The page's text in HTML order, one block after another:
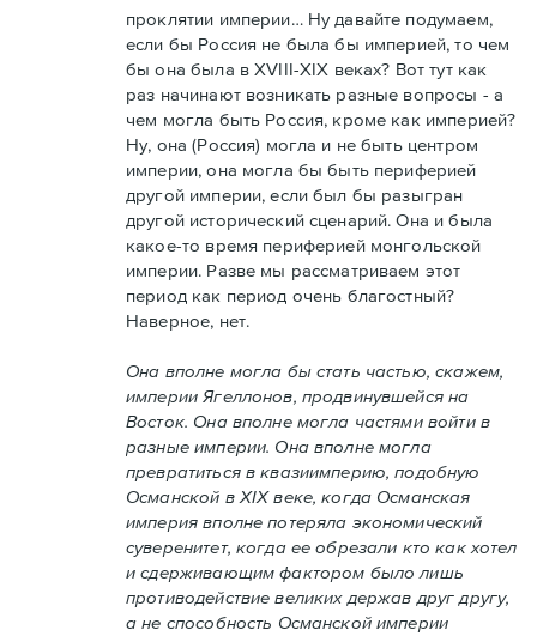
проклятии империи… Ну давайте подумаем,
если бы Россия не была бы империей, то чем
бы она была в XVIII-XIX веках? Вот тут как
раз начинают возникать разные вопросы - а
чем могла быть Россия, кроме как империей?
Ну, она (Россия) могла и не быть центром
империи, она могла бы быть периферией
другой империи, если был бы разыгран
другой исторический сценарий. Она и была
какое-то время периферией монгольской
империи. Разве мы рассматриваем этот
период как период очень благостный?
Наверное, нет.
Она вполне могла бы стать частью, скажем,
империи Ягеллонов, продвинувшейся на
Восток. Она вполне могла частями войти в
разные империи. Она вполне могла
превратиться в квазиимперию, подобную
Османской в XIX веке, когда Османская
империя вполне потеряла экономический
суверенитет, когда ее обрезали кто как хотел
и сдерживающим фактором было лишь
противодействие великих держав друг другу,
а не способность Османской империи